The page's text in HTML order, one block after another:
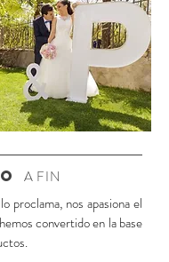
A FIN
proclama, nos apasiona el
convertido en la base